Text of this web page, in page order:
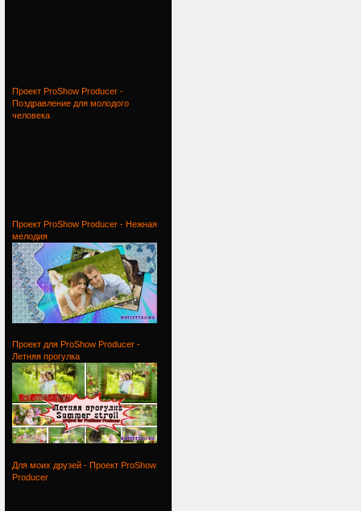
Проект ProShow Producer -
Поздравление для молодого
человека
Проект ProShow Producer - Нежная
мелодия
Проект для ProShow Producer -
Летняя прогулка
Для моих друзей - Проект ProShow
Producer